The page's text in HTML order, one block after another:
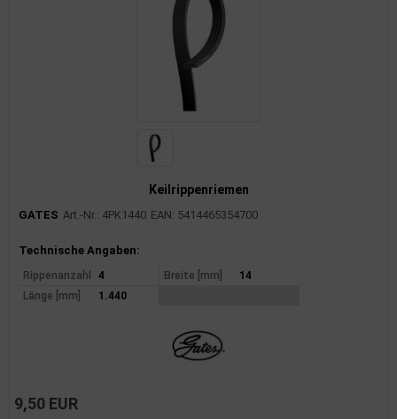
Keilrippenriemen
GATES Art.-Nr.: 4PK1440 EAN: 5414465354700
Produktinformationen
Technische Angaben:
Rippenanzahl 4 Breite [mm]
14
Länge [mm]
1.440
9,50 EUR